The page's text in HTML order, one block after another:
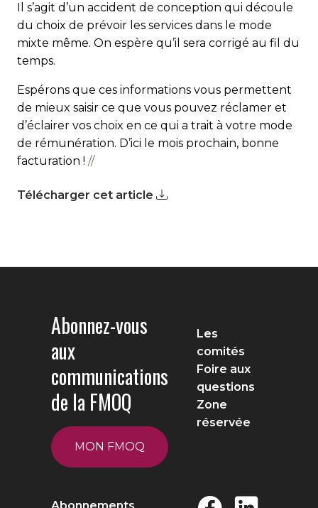
Il s’agit d’un accident de conception qui découle
du choix de prévoir les services dans le mode
mixte même. On espère qu’il sera corrigé au fil du
temps.
Espérons que ces informations vous permettent
de mieux sai­sir ce que vous pouvez réclamer et
d’éclairer vos choix en ce qui a trait à votre mode
de rémunération. D’ici le mois prochain, bonne
facturation ! //
Télécharger cet article
Abonnez-vous
aux
communications
de la FMOQ
MON FMOQ
Les
comités
Foire aux
questions
Zone
réservée